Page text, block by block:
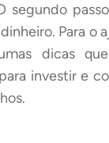
segundo
Para o
dicas
investir e